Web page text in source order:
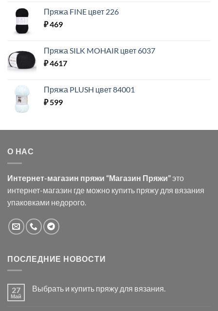
Пряжа FINE цвет 226
₽469
Пряжа SILK MOHAIR цвет 6037
₽4617
Пряжа PLUSH цвет 84001
₽599
О НАС
Интернет-магазин пряжи “Магазин Пряжи”это
интернет-магазин где можно купить пряжу для вязания
упаковками недорого.
ПОСЛЕДНИЕ НОВОСТИ
27
Май
Выбрать и купить пряжу для вязания.